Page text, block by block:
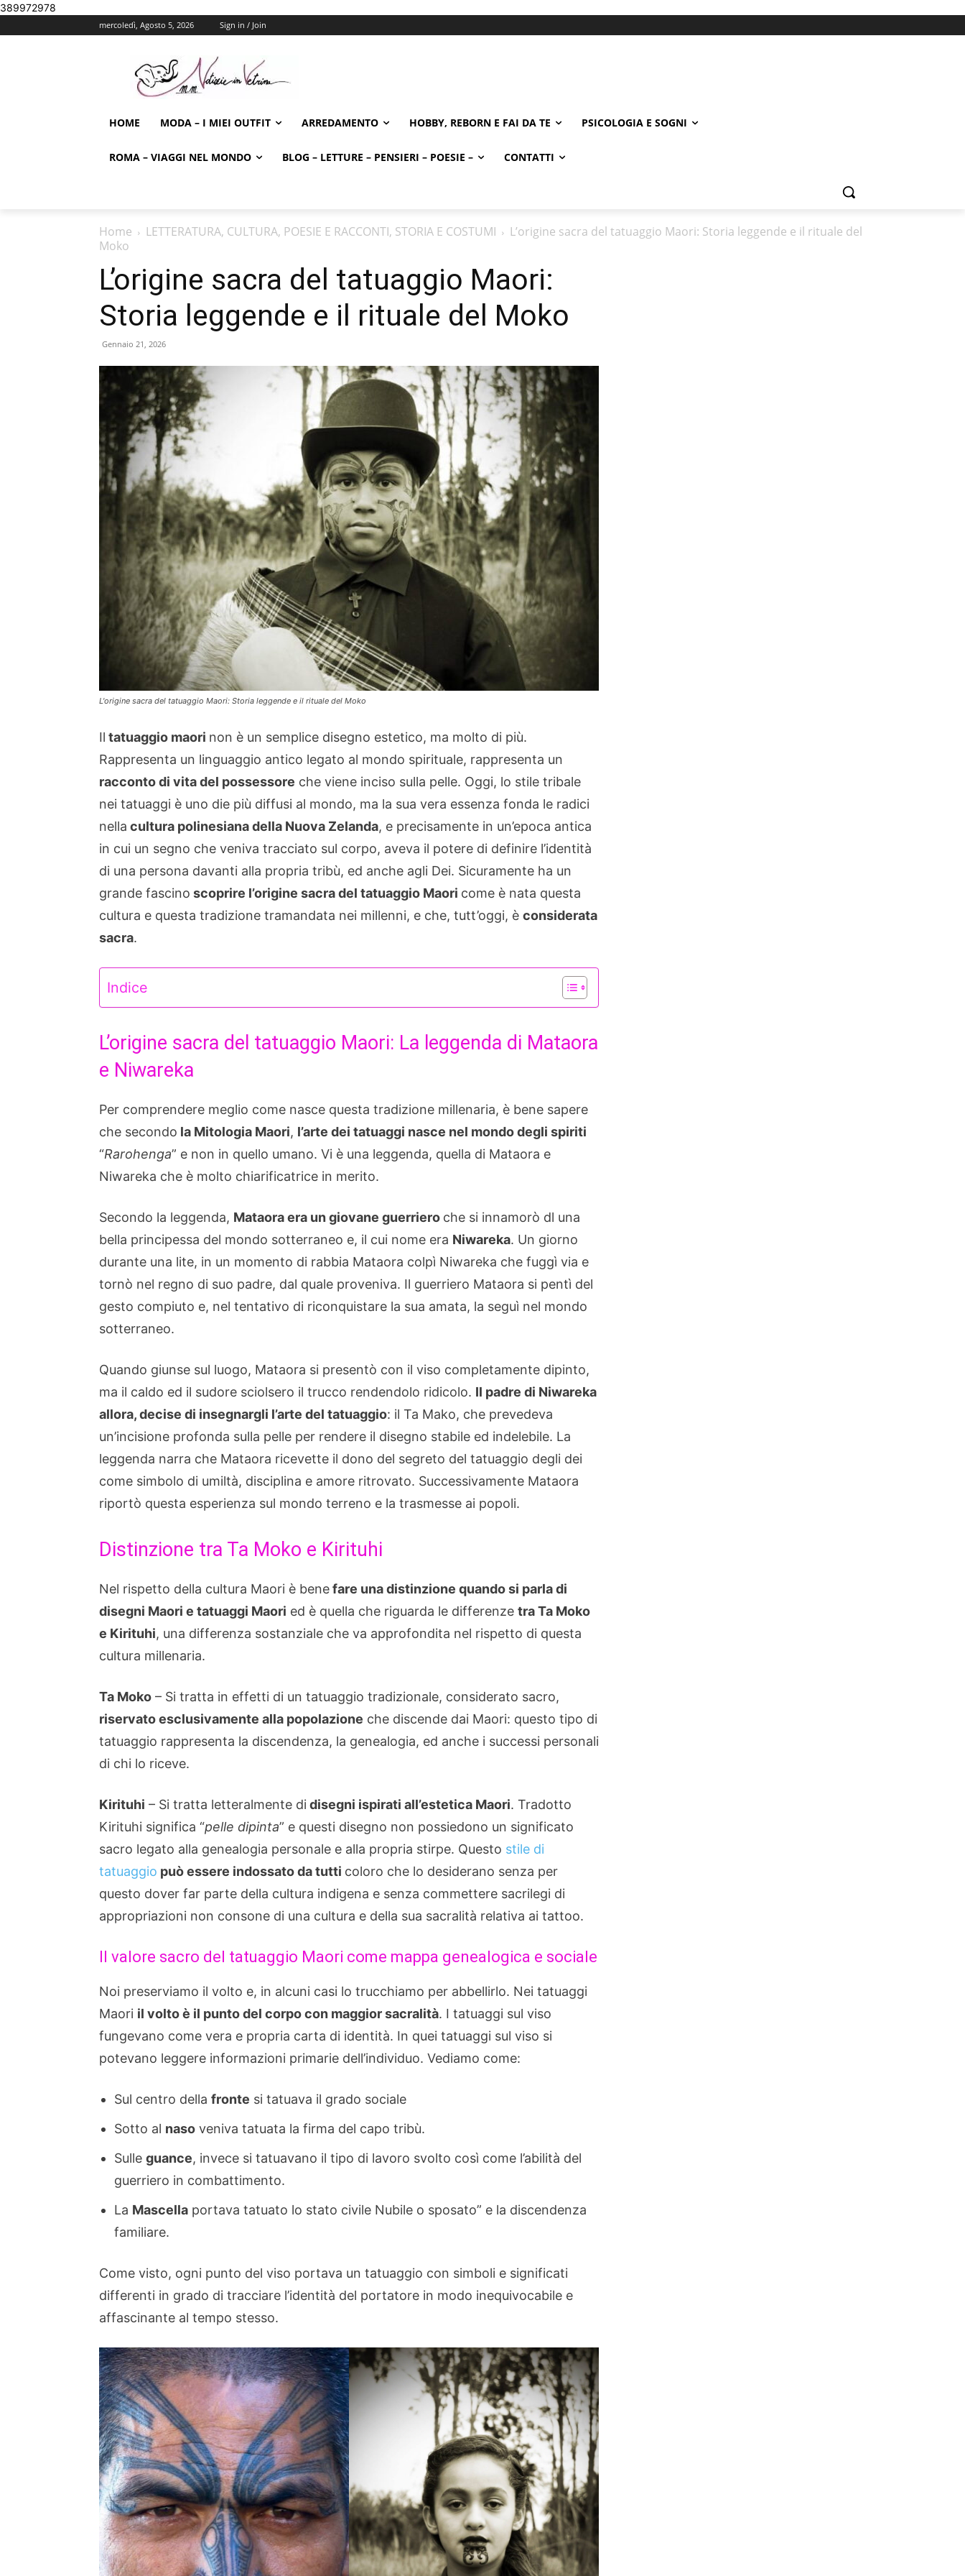
389972978
mercoledì, Agosto 5, 2026 Sign in / Join
HOME MODA – I MIEI OUTFIT ARREDAMENTO HOBBY, REBORN E FAI DA TE PSICOLOGIA E SOGNI
ROMA – VIAGGI NEL MONDO BLOG – LETTURE – PENSIERI – POESIE – CONTATTI
Home LETTERATURA, CULTURA, POESIE E RACCONTI, STORIA E COSTUMI
L’origine sacra del tatuaggio Maori: Storia leggende e il rituale del
Moko
L’origine sacra del tatuaggio Maori:
Storia leggende e il rituale del Moko
Gennaio 21, 2026
L'origine sacra del tatuaggio Maori: Storia leggende e il rituale del Moko
Il tatuaggio maori non è un semplice disegno estetico, ma molto di più.
Rappresenta un linguaggio antico legato al mondo spirituale, rappresenta un
racconto di vita del possessore che viene inciso sulla pelle. Oggi, lo stile tribale
nei tatuaggi è uno die più diffusi al mondo, ma la sua vera essenza fonda le radici
nella cultura polinesiana della Nuova Zelanda, e precisamente in un’epoca antica
in cui un segno che veniva tracciato sul corpo, aveva il potere di definire l’identità
di una persona davanti alla propria tribù, ed anche agli Dei. Sicuramente ha un
grande fascino scoprire l’origine sacra del tatuaggio Maori come è nata questa
cultura e questa tradizione tramandata nei millenni, e che, tutt’oggi, è considerata
sacra.
Indice
L’origine sacra del tatuaggio Maori: La leggenda di Mataora
e Niwareka
Per comprendere meglio come nasce questa tradizione millenaria, è bene sapere
che secondo la Mitologia Maori, l’arte dei tatuaggi nasce nel mondo degli spiriti
“Rarohenga” e non in quello umano. Vi è una leggenda, quella di Mataora e
Niwareka che è molto chiarificatrice in merito.
Secondo la leggenda, Mataora era un giovane guerriero che si innamorò dl una
bella principessa del mondo sotterraneo e, il cui nome era Niwareka. Un giorno
durante una lite, in un momento di rabbia Mataora colpì Niwareka che fuggì via e
tornò nel regno di suo padre, dal quale proveniva. Il guerriero Mataora si pentì del
gesto compiuto e, nel tentativo di riconquistare la sua amata, la seguì nel mondo
sotterraneo.
Quando giunse sul luogo, Mataora si presentò con il viso completamente dipinto,
ma il caldo ed il sudore sciolsero il trucco rendendolo ridicolo. Il padre di Niwareka
allora, decise di insegnargli l’arte del tatuaggio: il Ta Mako, che prevedeva
un’incisione profonda sulla pelle per rendere il disegno stabile ed indelebile. La
leggenda narra che Mataora ricevette il dono del segreto del tatuaggio degli dei
come simbolo di umiltà, disciplina e amore ritrovato. Successivamente Mataora
riportò questa esperienza sul mondo terreno e la trasmesse ai popoli.
Distinzione tra Ta Moko e Kirituhi
Nel rispetto della cultura Maori è benefare una distinzione quando si parla di
disegni Maori e tatuaggi Maori ed è quella che riguarda le differenze tra Ta Moko
e Kirituhi, una differenza sostanziale che va approfondita nel rispetto di questa
cultura millenaria.
Ta Moko – Si tratta in effetti di un tatuaggio tradizionale, considerato sacro,
riservato esclusivamente alla popolazione che discende dai Maori: questo tipo di
tatuaggio rappresenta la discendenza, la genealogia, ed anche i successi personali
di chi lo riceve.
Kirituhi – Si tratta letteralmente di disegni ispirati all’estetica Maori. Tradotto
Kirituhi significa “pelle dipinta” e questi disegno non possiedono un significato
sacro legato alla genealogia personale e alla propria stirpe. Questo stile di
tatuaggio può essere indossato da tutti coloro che lo desiderano senza per
questo dover far parte della cultura indigena e senza commettere sacrilegi di
appropriazioni non consone di una cultura e della sua sacralità relativa ai tattoo.
Il valore sacro del tatuaggio Maori come mappa genealogica e sociale
Noi preserviamo il volto e, in alcuni casi lo trucchiamo per abbellirlo. Nei tatuaggi
Maori il volto è il punto del corpo con maggior sacralità. I tatuaggi sul viso
fungevano come vera e propria carta di identità. In quei tatuaggi sul viso si
potevano leggere informazioni primarie dell’individuo. Vediamo come:
Sul centro della fronte si tatuava il grado sociale
Sotto al naso veniva tatuata la firma del capo tribù.
Sulle guance, invece si tatuavano il tipo di lavoro svolto così come l’abilità del
guerriero in combattimento.
La Mascella portava tatuato lo stato civile Nubile o sposato” e la discendenza
familiare.
Come visto, ogni punto del viso portava un tatuaggio con simboli e significati
differenti in grado di tracciare l’identità del portatore in modo inequivocabile e
affascinante al tempo stesso.